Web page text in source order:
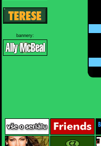
bannery: